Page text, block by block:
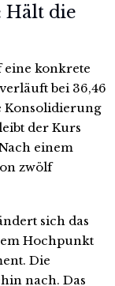
Hält die
konkrete
bei 36,46
Konsolidierung
der Kurs
einem
zwölf
sich das
Hochpunkt
Die
nach. Das